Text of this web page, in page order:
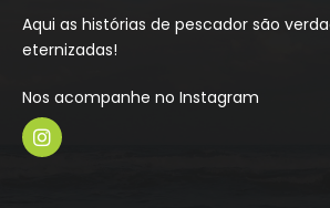
Aqui as histórias de pescador são
eternizadas!
Nos acompanhe no Instagram